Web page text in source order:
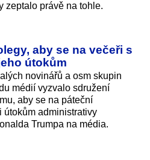
zeptalo právě na tohle.
aby se na večeři s
útokům
novinářů a osm skupin
médií vyzvalo sdružení
aby se na páteční
administrativy
Trumpa na média.